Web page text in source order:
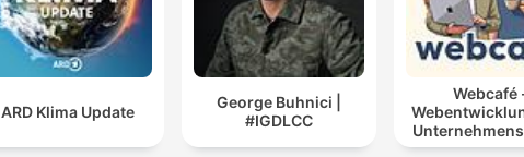
ARD Klima Update
George Buhnici |
#IGDLCC
Webcafé